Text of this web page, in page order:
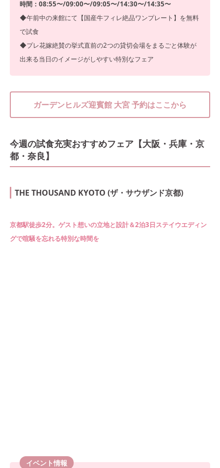
時間：08:55〜/09:00〜/09:05〜/14:30〜/14:35〜
◆午前中の来館にて【国産牛フィレ絶品ワンプレート】を無料
で試食
◆プレ花嫁絶賛の挙式直前の2つの貸切会場をまるごと体験が
出来る当日のイメージがしやすい特別なフェア
ガーデンヒルズ迎賓館 大宮 予約はここから
今週の試食充実おすすめフェア【大阪・兵庫・京
都・奈良】
THE THOUSAND KYOTO (ザ・サウザンド京都)
京都駅徒歩2分。ゲスト想いの立地と設計＆2泊3日ステイウエディン
グで喧騒を忘れる特別な時間を
イベント情報